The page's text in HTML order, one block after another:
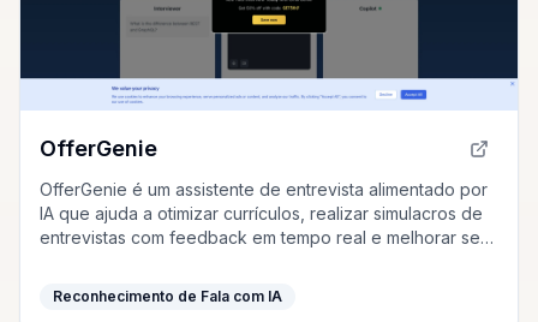
OfferGenie
OfferGenie é um assistente de entrevista alimentado por
IA que ajuda a otimizar currículos, realizar simulacros de
entrevistas com feedback em tempo real e melhorar seu
Reconhecimento de Fala com IA